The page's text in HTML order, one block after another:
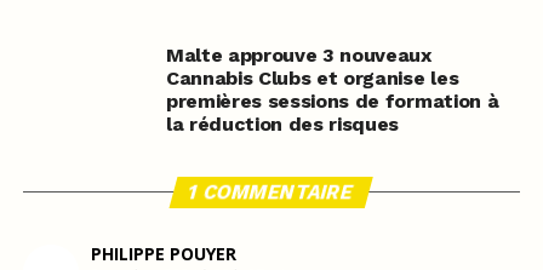
Malte approuve 3 nouveaux
Cannabis Clubs et organise les
premières sessions de formation à
la réduction des risques
1 COMMENTAIRE
PHILIPPE POUYER